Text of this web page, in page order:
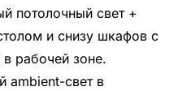
потолочный свет +
и снизу шкафов с
рабочей зоне.
ambient-свет в